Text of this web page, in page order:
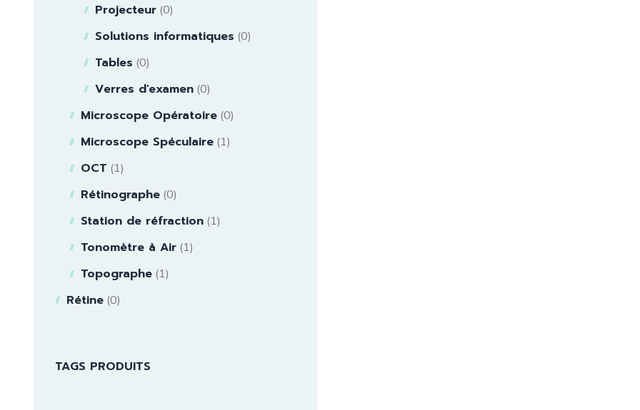
Projecteur (0)
Solutions informatiques (0)
Tables (0)
Verres d'examen (0)
Microscope Opératoire (0)
Microscope Spéculaire (1)
OCT (1)
Rétinographe (0)
Station de réfraction (1)
Tonomètre à Air (1)
Topographe (1)
Rétine (0)
TAGS PRODUITS